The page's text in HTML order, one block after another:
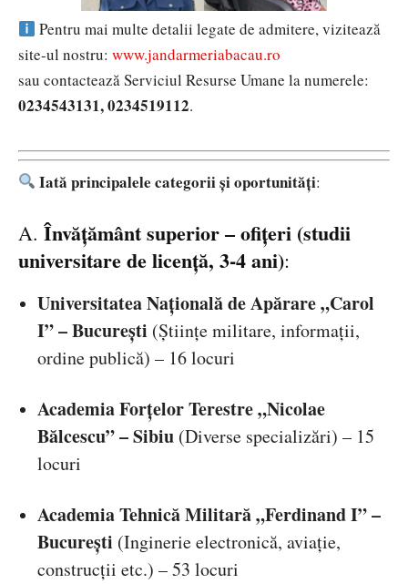
Pentru mai multe detalii legate de admitere, vizitează
site-ul nostru: www.jandarmeriabacau.ro
sau contactează Serviciul Resurse Umane la numerele:
0234543131, 0234519112.
Iată principalele categorii și oportunități:
A. Învățământ superior – ofițeri (studii
universitare de licență, 3-4 ani):
Universitatea Națională de Apărare „Carol
I” – București (Științe militare, informații,
ordine publică) – 16 locuri
Academia Forțelor Terestre „Nicolae
Bălcescu” – Sibiu (Diverse specializări) – 15
locuri
Academia Tehnică Militară „Ferdinand I” –
București (Inginerie electronică, aviație,
construcții etc.) – 53 locuri